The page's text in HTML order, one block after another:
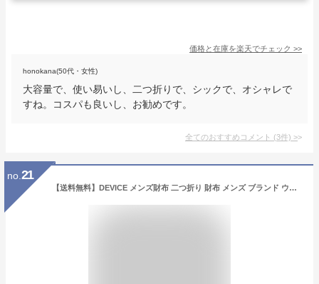
価格と在庫を楽天でチェック >>
honokana(50代・女性)
大容量で、使い易いし、二つ折りで、シックで、オシャレで
すね。コスパも良いし、お勧めです。
全てのおすすめコメント (3件) >
no. 21
【送料無料】DEVICE メンズ財布 二つ折り 財布 メンズ ブランド ウォレット 2つ折り財布 折り財布 DEVICE メンズ財布 カードがたくさん入る カード収納 札入れ 小銭入れ レザー 本革 かっこいい おしゃれ